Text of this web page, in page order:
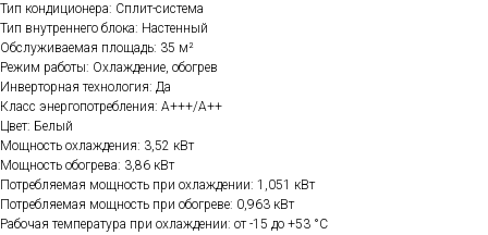
Тип кондиционера: Сплит-система
Тип внутреннего блока: Настенный
Обслуживаемая площадь: 35 м²
Режим работы: Охлаждение, обогрев
Инверторная технология: Да
Класс энергопотребления: A+++/A++
Цвет: Белый
Мощность охлаждения: 3,52 кВт
Мощность обогрева: 3,86 кВт
Потребляемая мощность при охлаждении: 1,051 кВт
Потребляемая мощность при обогреве: 0,963 кВт
Рабочая температура при охлаждении: от -15 до +53 °C